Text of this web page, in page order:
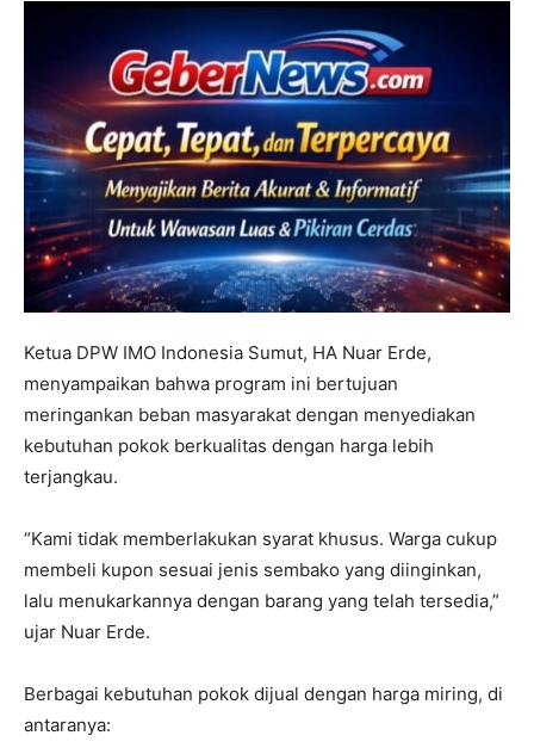
Ketua DPW IMO Indonesia Sumut, HA Nuar Erde,
menyampaikan bahwa program ini bertujuan
meringankan beban masyarakat dengan menyediakan
kebutuhan pokok berkualitas dengan harga lebih
terjangkau.
“Kami tidak memberlakukan syarat khusus. Warga cukup
membeli kupon sesuai jenis sembako yang diinginkan,
lalu menukarkannya dengan barang yang telah tersedia,”
ujar Nuar Erde.
Berbagai kebutuhan pokok dijual dengan harga miring, di
antaranya: